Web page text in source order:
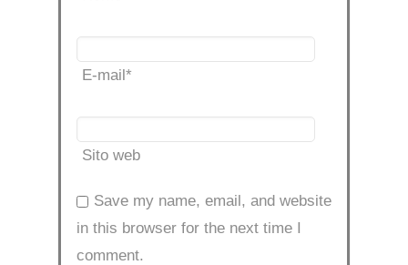
E-mail*
Sito web
Save my name, email, and website
in this browser for the next time I
comment.